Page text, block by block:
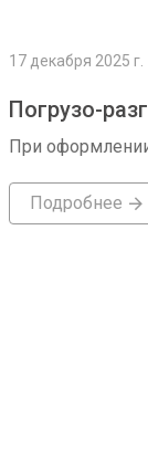
17 декабря 2025 г.
Погрузо-
При оформлении
Подробнее